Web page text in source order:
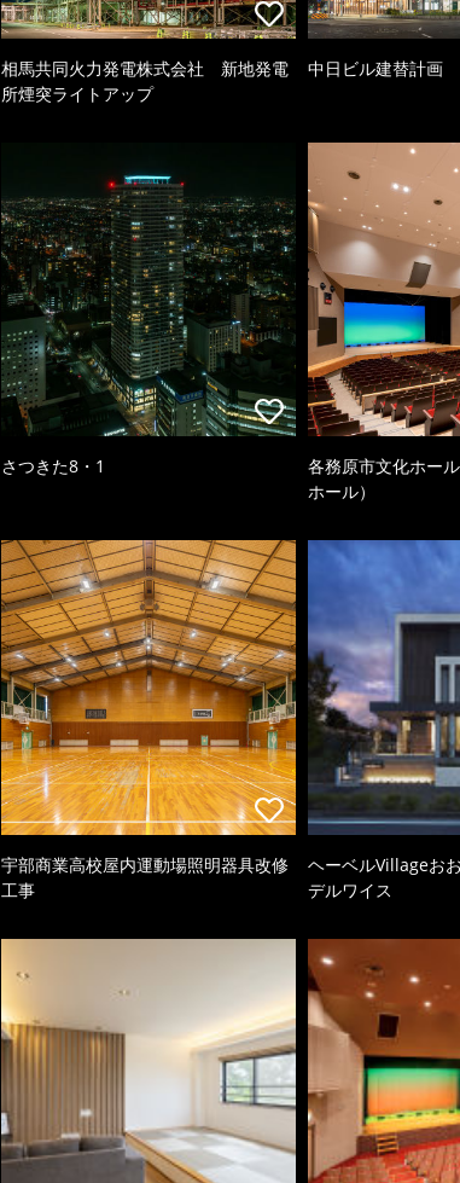
相馬共同火力発電株式会社 新地発電
所煙突ライトアップ
中日ビル建替計画
さつきた8・1
各務原市文化ホー
ホール）
宇部商業高校屋内運動場照明器具改修
工事
ヘーベルVillageお
デルワイス